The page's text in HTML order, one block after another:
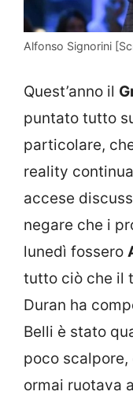
Alfonso Signorini
Quest’anno il
puntato tutto
particolare,
reality
accese
negare che i
lunedì fossero
tutto ciò che il
Duran ha
Belli è stato
poco
ormai ruotava